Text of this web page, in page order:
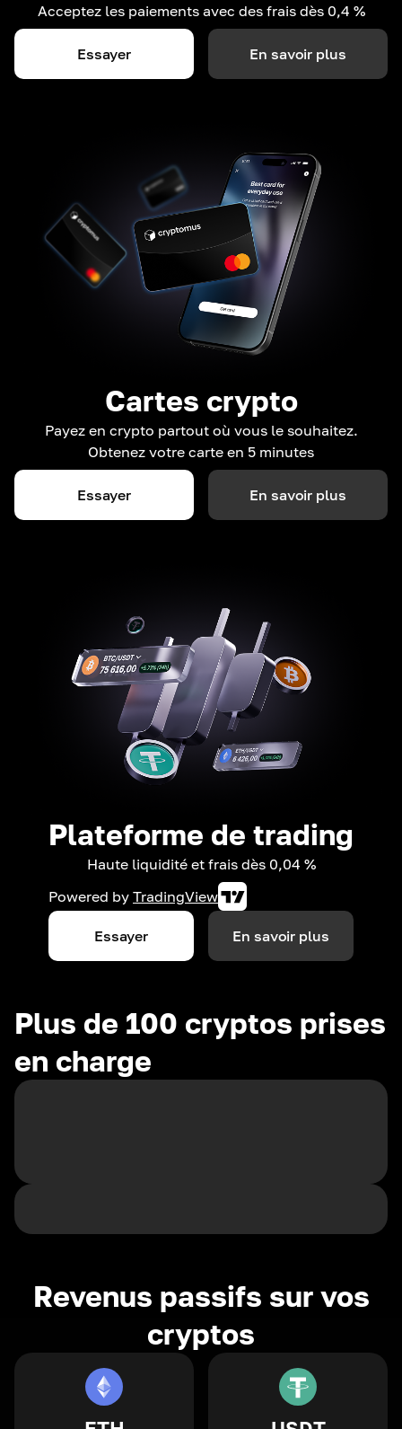
Acceptez les paiements avec des frais dès 0,4 %
Essayer En savoir plus
Cartes crypto
Payez en crypto partout où vous le souhaitez.
Obtenez votre carte en 5 minutes
Essayer En savoir plus
Plateforme de trading
Haute liquidité et frais dès 0,04 %
Powered by TradingView
Essayer En savoir plus
Plus de 100 cryptos prises
en charge
Revenus passifs sur vos
cryptos